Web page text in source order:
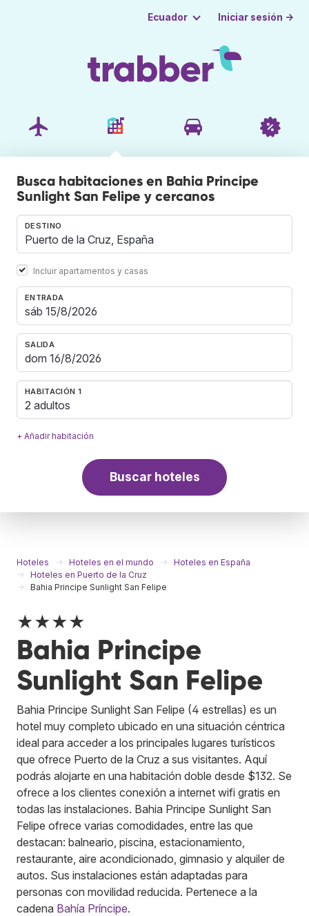
Ecuador Iniciar sesión →
Busca habitaciones en Bahia Principe
Sunlight San Felipe y cercanos
DESTINO
Incluir apartamentos y casas
ENTRADA
SALIDA
HABITACIÓN 1
2 adultos
+ Añadir habitación
Buscar hoteles
Hoteles Hoteles en el mundo
Hoteles en España
Hoteles en Puerto de la Cruz
Bahia Principe Sunlight San Felipe
★★★★
Bahia Principe
Sunlight San Felipe
Bahia Principe Sunlight San Felipe (4 estrellas) es un
hotel muy completo ubicado en una situación céntrica
ideal para acceder a los principales lugares turísticos
que ofrece Puerto de la Cruz a sus visitantes. Aquí
podrás alojarte en una habitación doble desde $132. Se
ofrece a los clientes conexión a internet wifi gratis en
todas las instalaciones. Bahia Principe Sunlight San
Felipe ofrece varias comodidades, entre las que
destacan: balneario, piscina, estacionamiento,
restaurante, aire acondicionado, gimnasio y alquiler de
autos. Sus instalaciones están adaptadas para
personas con movilidad reducida. Pertenece a la
cadena Bahía Príncipe.